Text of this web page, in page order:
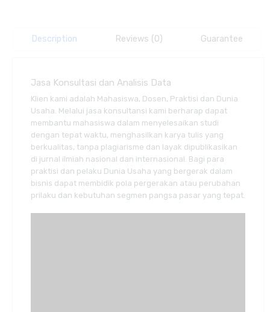
Description Reviews (0) Guarantee
Jasa Konsultasi dan Analisis Data
Klien kami adalah Mahasiswa, Dosen, Praktisi dan Dunia
Usaha. Melalui jasa konsultansi kami berharap dapat
membantu mahasiswa dalam menyelesaikan studi
dengan tepat waktu, menghasilkan karya tulis yang
berkualitas, tanpa plagiarisme dan layak dipublikasikan
di jurnal ilmiah nasional dan internasional. Bagi para
praktisi dan pelaku Dunia Usaha yang bergerak dalam
bisnis dapat membidik pola pergerakan atau perubahan
prilaku dan kebutuhan segmen pangsa pasar yang tepat.